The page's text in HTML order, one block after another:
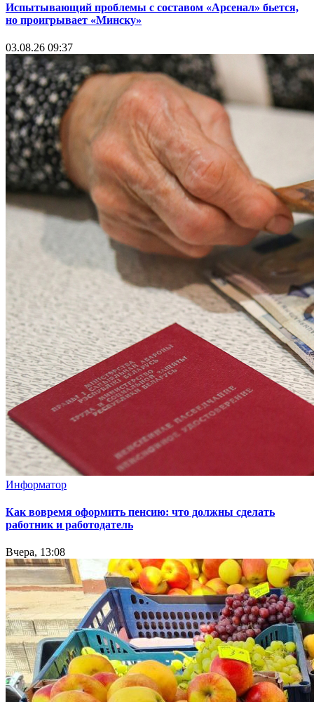
Испытывающий проблемы с составом «Арсенал» бьется,
но проигрывает «Минску»
03.08.26 09:37
Информатор
Как вовремя оформить пенсию: что должны сделать
работник и работодатель
Вчера, 13:08